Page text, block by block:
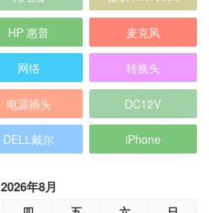
HP 惠普 麦克风
网络 转换头
电源插头 DC12V
DELL戴尔 iPhone
2026年8月